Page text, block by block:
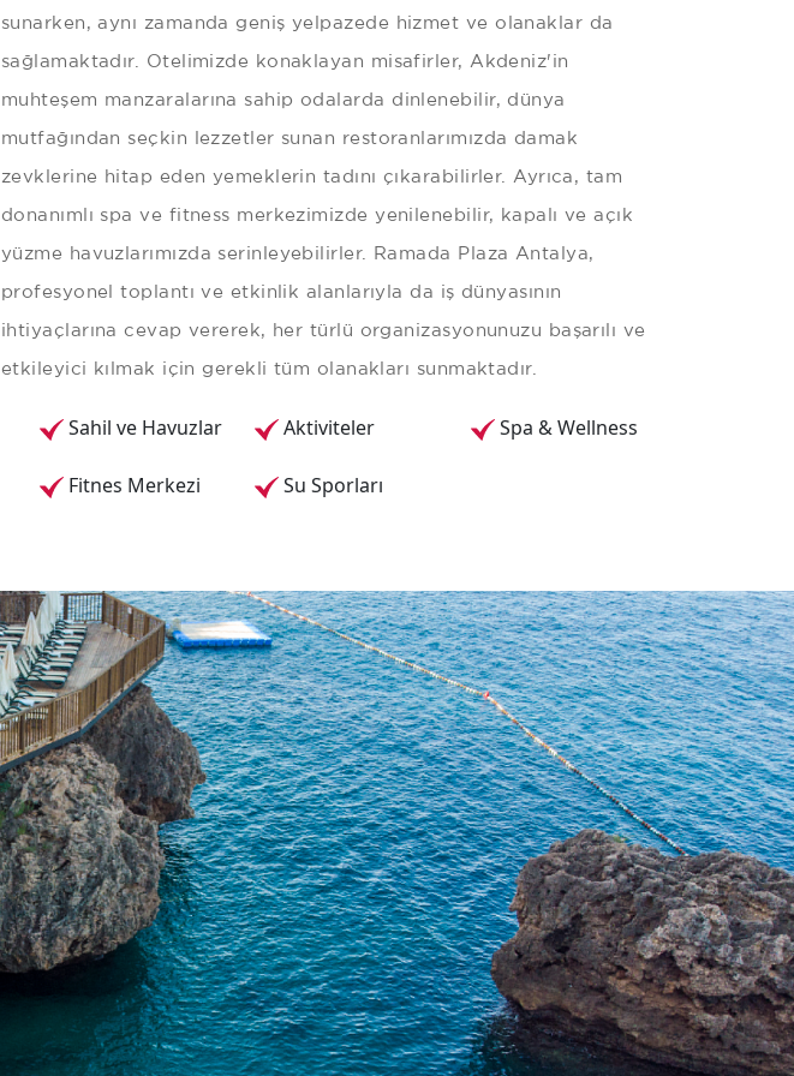
sunarken, aynı zamanda geniş yelpazede hizmet ve olanaklar da
sağlamaktadır. Otelimizde konaklayan misafirler, Akdeniz'in
muhteşem manzaralarına sahip odalarda dinlenebilir, dünya
mutfağından seçkin lezzetler sunan restoranlarımızda damak
zevklerine hitap eden yemeklerin tadını çıkarabilirler. Ayrıca, tam
donanımlı spa ve fitness merkezimizde yenilenebilir, kapalı ve açık
yüzme havuzlarımızda serinleyebilirler. Ramada Plaza Antalya,
profesyonel toplantı ve etkinlik alanlarıyla da iş dünyasının
ihtiyaçlarına cevap vererek, her türlü organizasyonunuzu başarılı ve
etkileyici kılmak için gerekli tüm olanakları sunmaktadır.
Sahil ve Havuzlar Aktiviteler Spa & Wellness
Fitnes Merkezi Su Sporları